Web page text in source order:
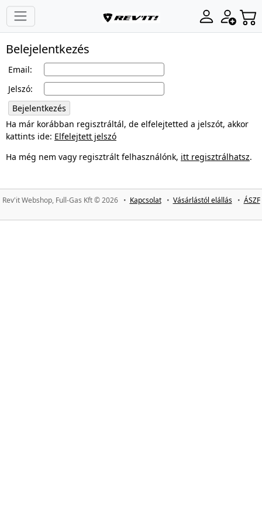
Belejelentkezés
Email:
Jelszó:
Bejelentkezés
Ha már korábban regisztráltál, de elfelejtetted a jelszót, akkor
kattints ide: Elfelejtett jelszó
Ha még nem vagy regisztrált felhasználónk, itt regisztrálhatsz.
Rev'it Webshop, Full-Gas Kft © 2026 • Kapcsolat• Vásárlástól elállás• ÁSZF